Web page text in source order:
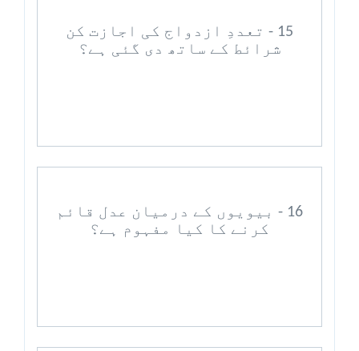
15 - تعددِ ازدواج کی اجازت کن
شرائط کے ساتھ دی گئی ہے؟
16 - بیویوں کے درمیان عدل قائم
کرنے کا کیا مفہوم ہے؟